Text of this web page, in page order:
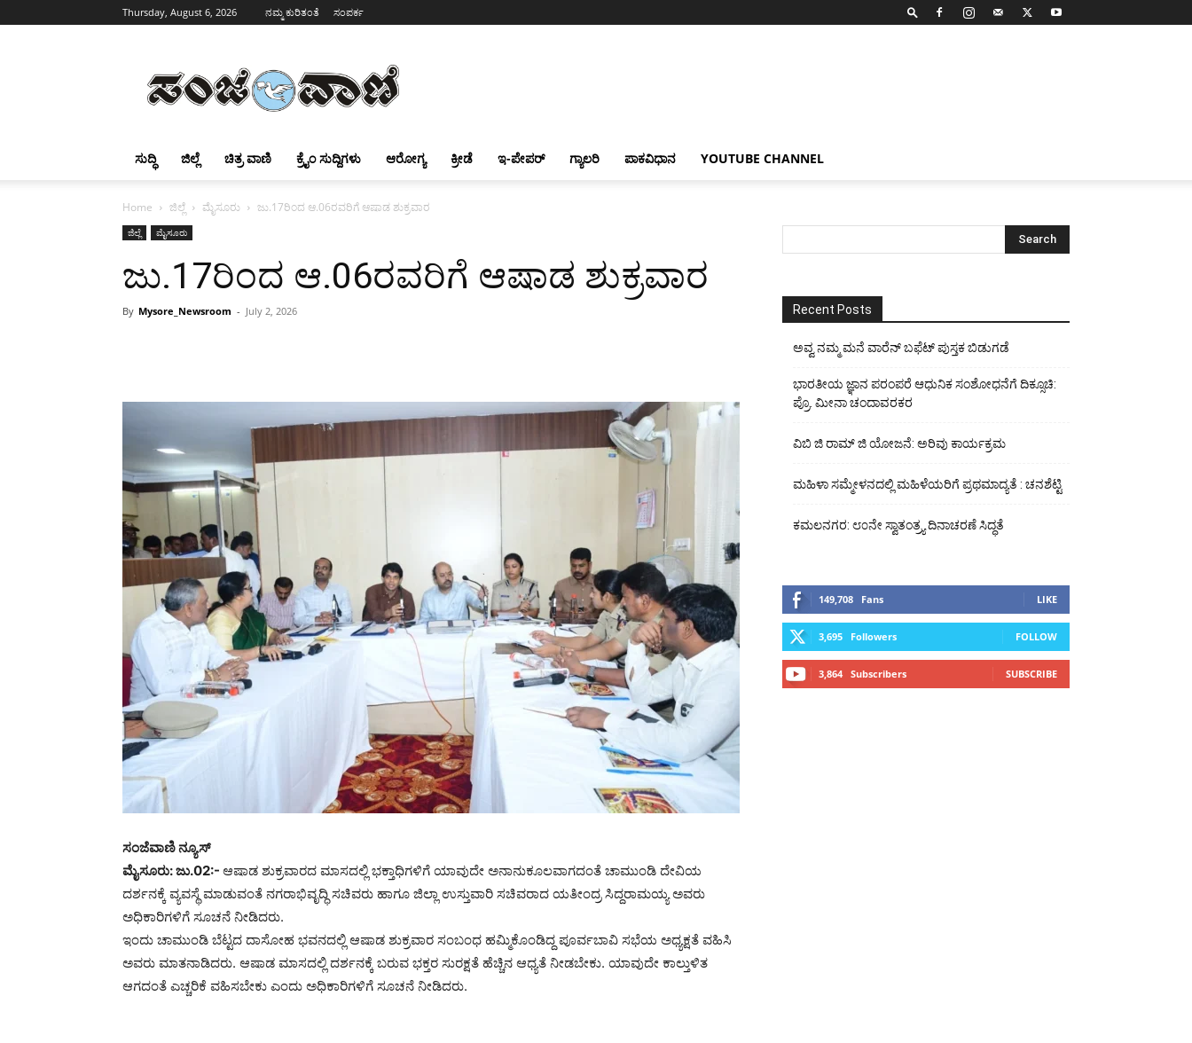
Thursday, August 6, 2026 ನಮ್ಮ ಕುರಿತಂತೆ ಸಂಪರ್ಕ
ಸುದ್ಧಿ ಜಿಲ್ಲೆ ಚಿತ್ರ ವಾಣಿ ಕ್ರೈಂ ಸುದ್ದಿಗಳು ಆರೋಗ್ಯ ಕ್ರೀಡೆ ಇ-ಪೇಪರ್ ಗ್ಯಾಲರಿ ಪಾಕವಿಧಾನ YOUTUBE CHANNEL
Home ಜಿಲ್ಲೆ ಮೈಸೂರು ಜು.17ರಿಂದ ಆ.06ರವರಿಗೆ ಆಷಾಡ ಶುಕ್ರವಾರ
ಜಿಲ್ಲೆ ಮೈಸೂರು
ಜು.17ರಿಂದ ಆ.06ರವರಿಗೆ ಆಷಾಡ ಶುಕ್ರವಾರ
By Mysore_Newsroom - July 2, 2026
ಸಂಜೆವಾಣಿ ನ್ಯೂಸ್
ಮೈಸೂರು: ಜು.02:- ಆಷಾಡ ಶುಕ್ರವಾರದ ಮಾಸದಲ್ಲಿ ಭಕ್ತಾಧಿಗಳಿಗೆ ಯಾವುದೇ ಅನಾನುಕೂಲವಾಗದಂತೆ ಚಾಮುಂಡಿ ದೇವಿಯ
ದರ್ಶನಕ್ಕೆ ವ್ಯವಸ್ಥೆ ಮಾಡುವಂತೆ ನಗರಾಭಿವೃದ್ಧಿ ಸಚಿವರು ಹಾಗೂ ಜಿಲ್ಲಾ ಉಸ್ತುವಾರಿ ಸಚಿವರಾದ ಯತೀಂದ್ರ ಸಿದ್ದರಾಮಯ್ಯ ಅವರು
ಅಧಿಕಾರಿಗಳಿಗೆ ಸೂಚನೆ ನೀಡಿದರು.
ಇಂದು ಚಾಮುಂಡಿ ಬೆಟ್ಟದ ದಾಸೋಹ ಭವನದಲ್ಲಿ ಆಷಾಡ ಶುಕ್ರವಾರ ಸಂಬಂಧ ಹಮ್ಮಿಕೊಂಡಿದ್ದ ಪೂರ್ವಬಾವಿ ಸಭೆಯ ಅಧ್ಯಕ್ಷತೆ ವಹಿಸಿ
ಅವರು ಮಾತನಾಡಿದರು. ಆಷಾಡ ಮಾಸದಲ್ಲಿ ದರ್ಶನಕ್ಕೆ ಬರುವ ಭಕ್ತರ ಸುರಕ್ಷತೆ ಹೆಚ್ಚಿನ ಆಧ್ಯತೆ ನೀಡಬೇಕು. ಯಾವುದೇ ಕಾಲ್ತುಳಿತ
ಆಗದಂತೆ ಎಚ್ಚರಿಕೆ ವಹಿಸಬೇಕು ಎಂದು ಅಧಿಕಾರಿಗಳಿಗೆ ಸೂಚನೆ ನೀಡಿದರು.
Recent Posts
ಅವ್ವ ನಮ್ಮ ಮನೆ ವಾರೆನ್ ಬಫೆಟ್ ಪುಸ್ತಕ ಬಿಡುಗಡೆ
ಭಾರತೀಯ ಜ್ಞಾನ ಪರಂಪರೆ ಆಧುನಿಕ ಸಂಶೋಧನೆಗೆ ದಿಕ್ಸೂಚಿ:
ಪ್ರೊ. ಮೀನಾ ಚಂದಾವರಕರ
ವಿಬಿ ಜಿ ರಾಮ್ ಜಿ ಯೋಜನೆ: ಅರಿವು ಕಾರ್ಯಕ್ರಮ
ಮಹಿಳಾ ಸಮ್ಮೇಳನದಲ್ಲಿ ಮಹಿಳೆಯರಿಗೆ ಪ್ರಥಮಾದ್ಯತೆ : ಚನಶೆಟ್ಟಿ
ಕಮಲನಗರ: ೮೦ನೇ ಸ್ವಾತಂತ್ರ‍್ಯ ದಿನಾಚರಣೆ ಸಿದ್ಧತೆ
149,708 Fans LIKE
3,695 Followers FOLLOW
3,864 Subscribers SUBSCRIBE